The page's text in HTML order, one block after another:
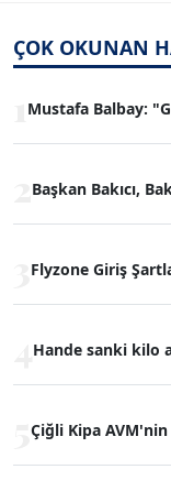
ÇOK OKUNAN
Mustafa Balbay:
Başkan Bakıcı,
Flyzone Giriş
Hande sanki kilo
Çiğli Kipa